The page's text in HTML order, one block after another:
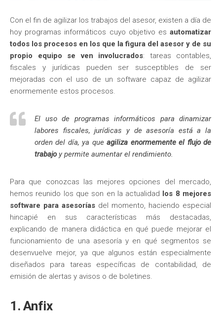
Con el fin de agilizar los trabajos del asesor, existen a día de
hoy programas informáticos cuyo objetivo es automatizar
todos los procesos en los que la figura del asesor y de su
propio equipo se ven involucrados: tareas contables,
fiscales y jurídicas pueden ser susceptibles de ser
mejoradas con el uso de un software capaz de agilizar
enormemente estos procesos.
El uso de programas informáticos para dinamizar
labores fiscales, jurídicas y de asesoría está a la
orden del día, ya queagiliza enormemente el flujo de
trabajoy permite aumentar el rendimiento.
Para que conozcas las mejores opciones del mercado,
hemos reunido los que son en la actualidad los 8 mejores
software para asesorías del momento, haciendo especial
hincapié en sus características más destacadas,
explicando de manera didáctica en qué puede mejorar el
funcionamiento de una asesoría y en qué segmentos se
desenvuelve mejor, ya que algunos están especialmente
diseñados para tareas específicas de contabilidad, de
emisión de alertas y avisos o de boletines.
1. Anfix